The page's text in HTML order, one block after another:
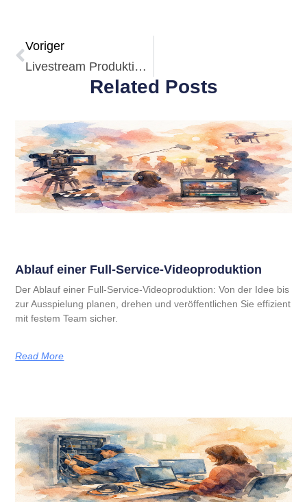
Voriger
Livestream Produktion Unternehmen richtig wählen
Related Posts
Ablauf einer Full-Service-Videoproduktion
Der Ablauf einer Full-Service-Videoproduktion: Von der Idee bis
zur Ausspielung planen, drehen und veröffentlichen Sie effizient
mit festem Team sicher.
Read More